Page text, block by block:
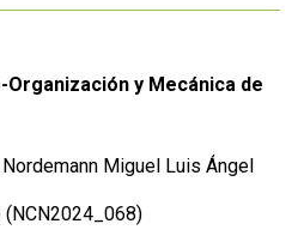
y Mecánica de
Nordemann Miguel Luis Ángel